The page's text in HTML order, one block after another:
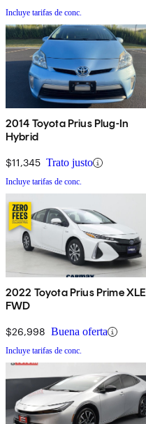
Incluye tarifas de conc.
2014 Toyota Prius Plug-In
Hybrid
$11,345 Trato justo
Incluye tarifas de conc.
2022 Toyota Prius Prime XLE
FWD
$26,998 Buena oferta
Incluye tarifas de conc.